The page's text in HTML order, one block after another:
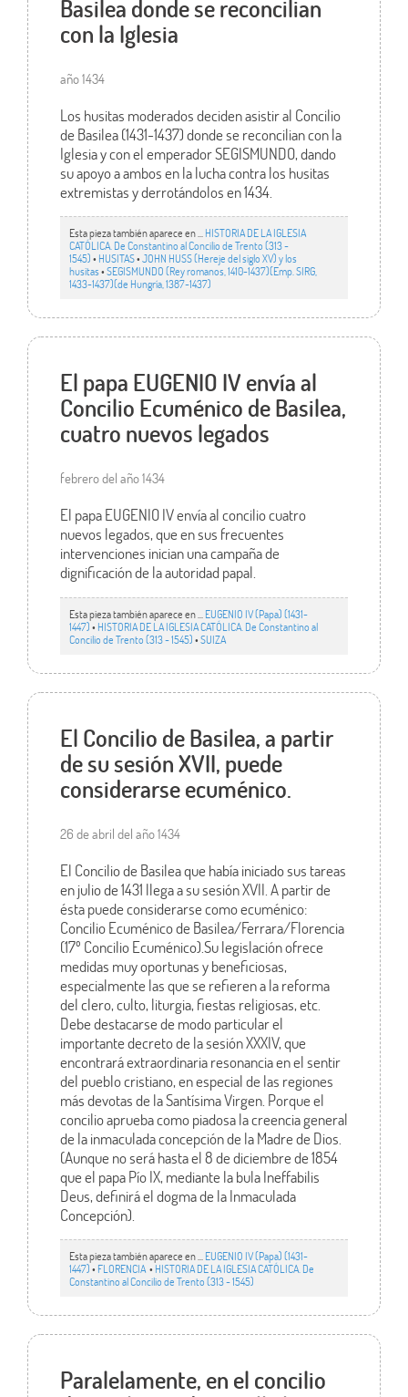
Basilea donde se reconcilian
con la Iglesia
año 1434
Los husitas moderados deciden asistir al Concilio
de Basilea (1431-1437) donde se reconcilian con la
Iglesia y con el emperador SEGISMUNDO, dando
su apoyo a ambos en la lucha contra los husitas
extremistas y derrotándolos en 1434.
Esta pieza también aparece en ... HISTORIA DE LA IGLESIA
CATÓLICA. De Constantino al Concilio de Trento (313 -
1545)• HUSITAS•JOHN HUSS (Hereje del siglo XV) y los
husitas•SEGISMUNDO (Rey romanos, 1410-1437)(Emp. SIRG,
1433-1437)(de Hungría, 1387-1437)
El papa EUGENIO IV envía al
Concilio Ecuménico de Basilea,
cuatro nuevos legados
febrero del año 1434
El papa EUGENIO IV envía al concilio cuatro
nuevos legados, que en sus frecuentes
intervenciones inician una campaña de
dignificación de la autoridad papal.
Esta pieza también aparece en ... EUGENIO IV (Papa) (1431-
1447)• HISTORIA DE LA IGLESIA CATÓLICA. De Constantino al
Concilio de Trento (313 - 1545)•SUIZA
El Concilio de Basilea, a partir
de su sesión XVII, puede
considerarse ecuménico.
26 de abril del año 1434
El Concilio de Basilea que había iniciado sus tareas
en julio de 1431 llega a su sesión XVII. A partir de
ésta puede considerarse como ecuménico:
Concilio Ecuménico de Basilea/Ferrara/Florencia
(17º Concilio Ecuménico).Su legislación ofrece
medidas muy oportunas y beneficiosas,
especialmente las que se refieren a la reforma
del clero, culto, liturgia, fiestas religiosas, etc.
Debe destacarse de modo particular el
importante decreto de la sesión XXXIV, que
encontrará extraordinaria resonancia en el sentir
del pueblo cristiano, en especial de las regiones
más devotas de la Santísima Virgen. Porque el
concilio aprueba como piadosa la creencia general
de la inmaculada concepción de la Madre de Dios.
(Aunque no será hasta el 8 de diciembre de 1854
que el papa Pío IX, mediante la bula Ineffabilis
Deus, definirá el dogma de la Inmaculada
Concepción).
Esta pieza también aparece en ... EUGENIO IV (Papa) (1431-
1447)• FLORENCIA • HISTORIA DE LA IGLESIA CATÓLICA. De
Constantino al Concilio de Trento (313 - 1545)
Paralelamente, en el concilio